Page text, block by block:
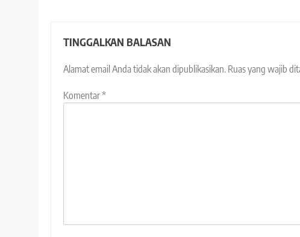
TINGGALKAN BALASAN
Alamat email Anda tidak akan dipublikasikan. Ruas yang wajib
Komentar*